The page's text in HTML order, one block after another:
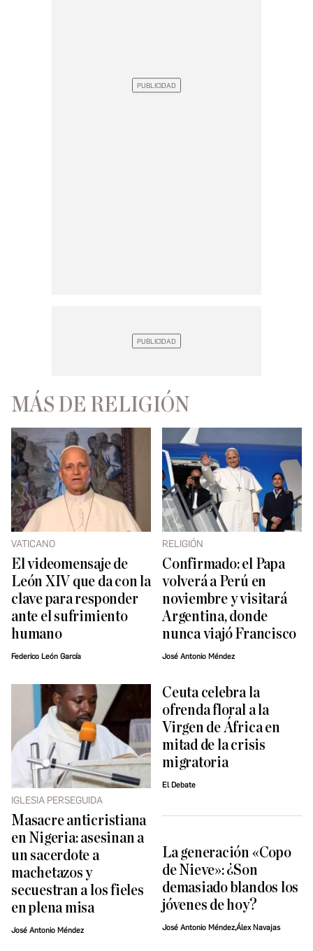
MÁS DE RELIGIÓN
VATICANO
El videomensaje de
León XIV que da con la
clave para responder
ante el sufrimiento
humano
Federico León García
RELIGIÓN
Confirmado: el Papa
volverá a Perú en
noviembre y visitará
Argentina, donde
nunca viajó Francisco
José Antonio Méndez
IGLESIA PERSEGUIDA
Masacre anticristiana
en Nigeria: asesinan a
un sacerdote a
machetazos y
secuestran a los fieles
en plena misa
José Antonio Méndez
Ceuta celebra la
ofrenda floral a la
Virgen de África en
mitad de la crisis
migratoria
El Debate
La generación «Copo
de Nieve»: ¿Son
demasiado blandos los
jóvenes de hoy?
José Antonio Méndez,Álex Navajas